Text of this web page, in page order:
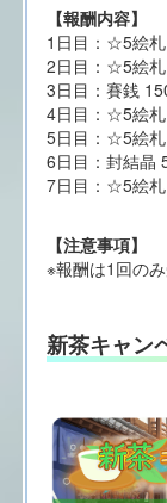
【報酬内容】
1日目：☆5絵
2日目：☆5絵札
3日目：賽銭
4日目：☆5絵札
5日目：☆5絵札
6日目：封結晶
7日目：☆5絵札
【注意事項】
※報酬は1回のみ
新茶キャン